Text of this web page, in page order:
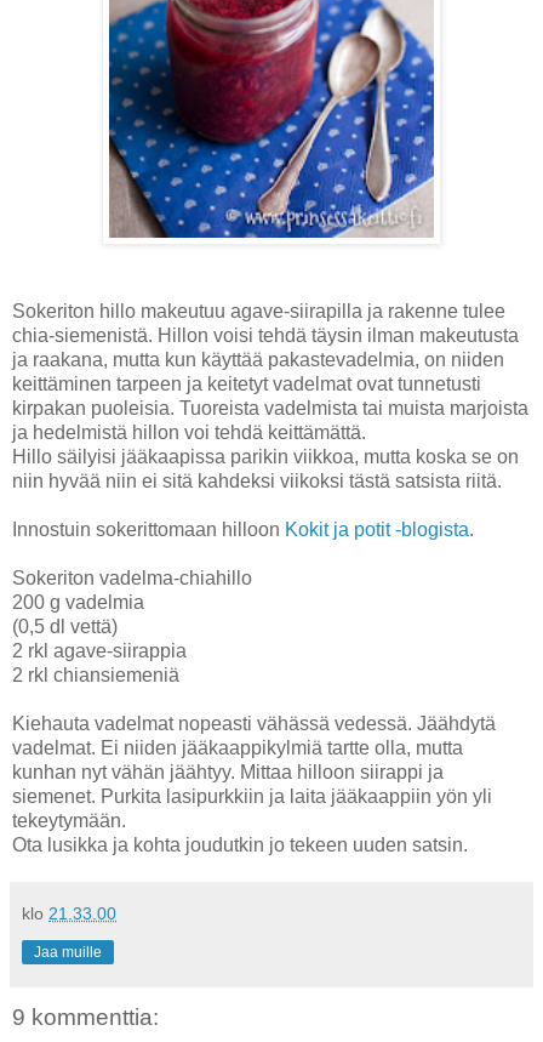
Sokeriton hillo makeutuu agave-siirapilla ja rakenne tulee
chia-siemenistä. Hillon voisi tehdä täysin ilman makeutusta
ja raakana, mutta kun käyttää pakastevadelmia, on niiden
keittäminen tarpeen ja keitetyt vadelmat ovat tunnetusti
kirpakan puoleisia. Tuoreista vadelmista tai muista marjoista
ja hedelmistä hillon voi tehdä keittämättä.
Hillo säilyisi jääkaapissa parikin viikkoa, mutta koska se on
niin hyvää niin ei sitä kahdeksi viikoksi tästä satsista riitä.
Innostuin sokerittomaan hilloon Kokit ja potit -blogista.
Sokeriton vadelma-chiahillo
200 g vadelmia
(0,5 dl vettä)
2 rkl agave-siirappia
2 rkl chiansiemeniä
Kiehauta vadelmat nopeasti vähässä vedessä. Jäähdytä
vadelmat. Ei niiden jääkaappikylmiä tartte olla, mutta
kunhan nyt vähän jäähtyy. Mittaa hilloon siirappi ja
siemenet. Purkita lasipurkkiin ja laita jääkaappiin yön yli
tekeytymään.
Ota lusikka ja kohta joudutkin jo tekeen uuden satsin.
klo 21.33.00
Jaa muille
9 kommenttia: